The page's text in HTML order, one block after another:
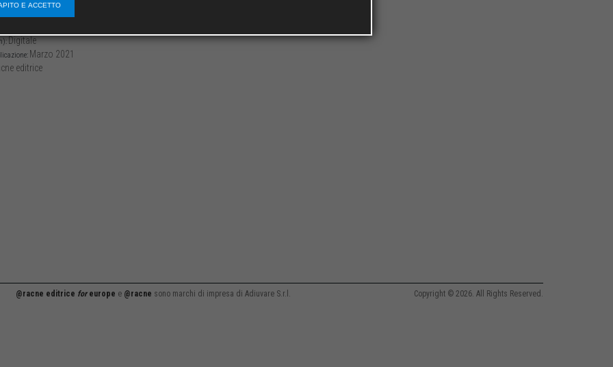
Digitale
Marzo 2021
editrice
@racne editrice foreurope e @racne sono marchi di impresa di Adiuvare S.r.l. Copyright © 2026. All Rights Reserved.
E ACCETTO